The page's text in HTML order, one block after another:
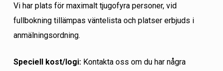
Vi har plats för maximalt tjugofyra personer, vid
fullbokning tillämpas väntelista och platser erbjuds i
anmälningsordning.
Speciell kost/logi: Kontakta oss om du har några